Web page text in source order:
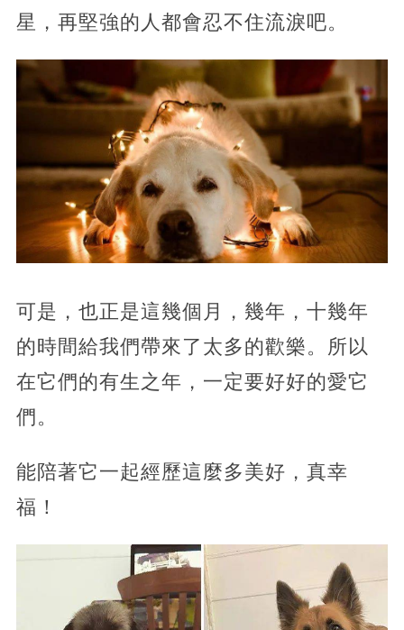
星，再堅強的人都會忍不住流淚吧。
可是，也正是這幾個月，幾年，十幾年
的時間給我們帶來了太多的歡樂。所以
在它們的有生之年，一定要好好的愛它
們。
能陪著它一起經歷這麼多美好，真幸
福！